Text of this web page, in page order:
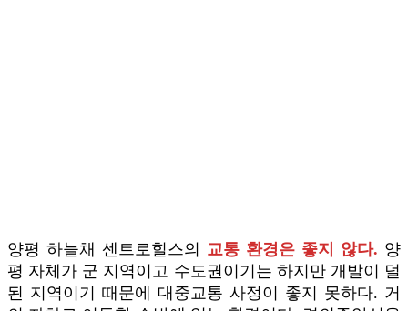
양평 하늘채 센트로힐스의 교통 환경은 좋지 않다. 양
평 자체가 군 지역이고 수도권이기는 하지만 개발이 덜
된 지역이기 때문에 대중교통 사정이 좋지 못하다. 거